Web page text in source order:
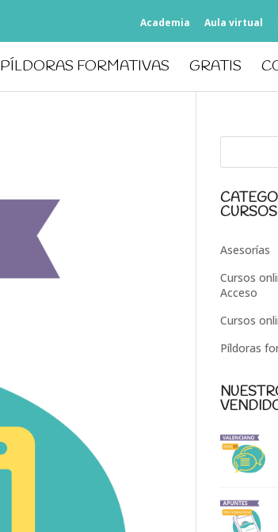
Academia Aula virtual
PÍLDORAS FORMATIVAS GRATIS
CURSOS
Asesorías
Cursos
Acceso
Cursos
Píldoras